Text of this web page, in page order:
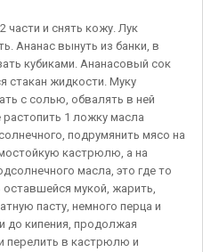
части и снять кожу. Лук
Ананас вынуть из банки, в
кубиками. Ананасовый сок
стакан жидкости. Муку
с солью, обвалять в ней
1 ложку масла
подрумянить мясо на
кастрюлю, а на
масла, это где то
мукой, жарить,
пасту, немного перца и
до кипения, продолжая
перелить в кастрюлю и